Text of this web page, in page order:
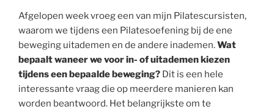
Afgelopen week vroeg een van mijn Pilatescursisten,
waarom we tijdens een Pilatesoefening bij de ene
beweging uitademen en de andere inademen.Wat
bepaalt waneer we voor in- of uitademen kiezen
tijdens een bepaalde beweging? Dit is een hele
interessante vraag die op meerdere manieren kan
worden beantwoord. Het belangrijkste om te